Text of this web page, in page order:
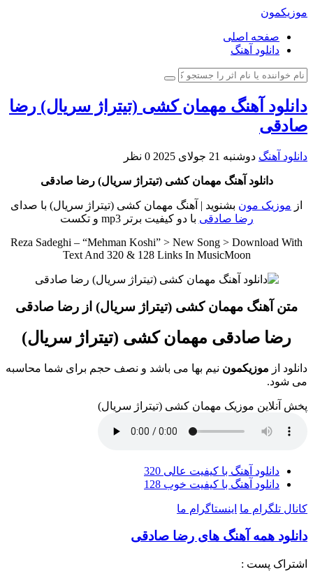
موزیکمون
صفحه اصلی
دانلود آهنگ
دانلود آهنگ مهمان کشی (تیتراژ سریال) رضا
صادقی
دانلود آهنگ دوشنبه 21 جولای 2025 0 نظر
دانلود آهنگ مهمان کشی (تیتراژ سریال) رضا صادقی
از موزیک مون بشنوید | آهنگ مهمان کشی (تیتراژ سریال) با صدای
رضا صادقی با دو کیفیت برتر mp3 و تکست
Reza Sadeghi – “Mehman Koshi” > New Song > Download With
Text And 320 & 128 Links In MusicMoon
متن آهنگ مهمان کشی (تیتراژ سریال) از رضا صادقی
رضا صادقی مهمان کشی (تیتراژ سریال)
دانلود از موزیکمون نیم بها می باشد و نصف حجم برای شما محاسبه
می شود.
پخش آنلاین موزیک مهمان کشی (تیتراژ سریال)
دانلود آهنگ با کیفیت عالی 320
دانلود آهنگ با کیفیت خوب 128
کانال تلگرام ما اینستاگرام ما
دانلود همه آهنگ های رضا صادقی
اشتراک پست :